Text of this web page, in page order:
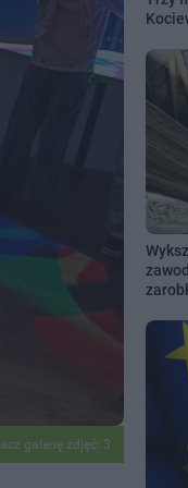
galerię zdjęć: 3